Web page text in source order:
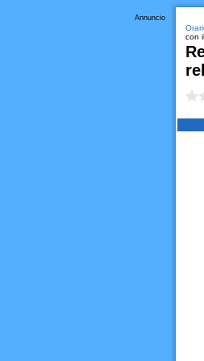
Annuncio
con